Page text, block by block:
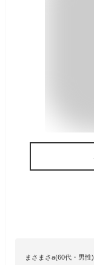
まさまさa(60代・男性)